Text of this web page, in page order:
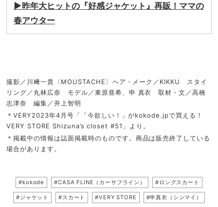
▶︎昨年大ヒットの『好感ジャケット』再販！ママの
春アウター
撮影／川﨑一貴〈MOUSTACHE〉ヘア・メーク／KIKKU スタイ
リング／丸林広奈 モデル／東原亜希、申 真衣 取材・文／高橋
志津奈 編集／井上智明
＊VERY2023年4月号「「今欲しい！」がkokode.jpで買える！
VERY STORE Shizuna’s closet #51」より。
＊掲載中の情報は誌面掲載時のものです。商品は販売終了している
場合があります。
#kokode #CASA FLINE（カーサフライン） #ロングスカート
#ジャケット #スカート #VERY STORE #申真衣（シンマイ）